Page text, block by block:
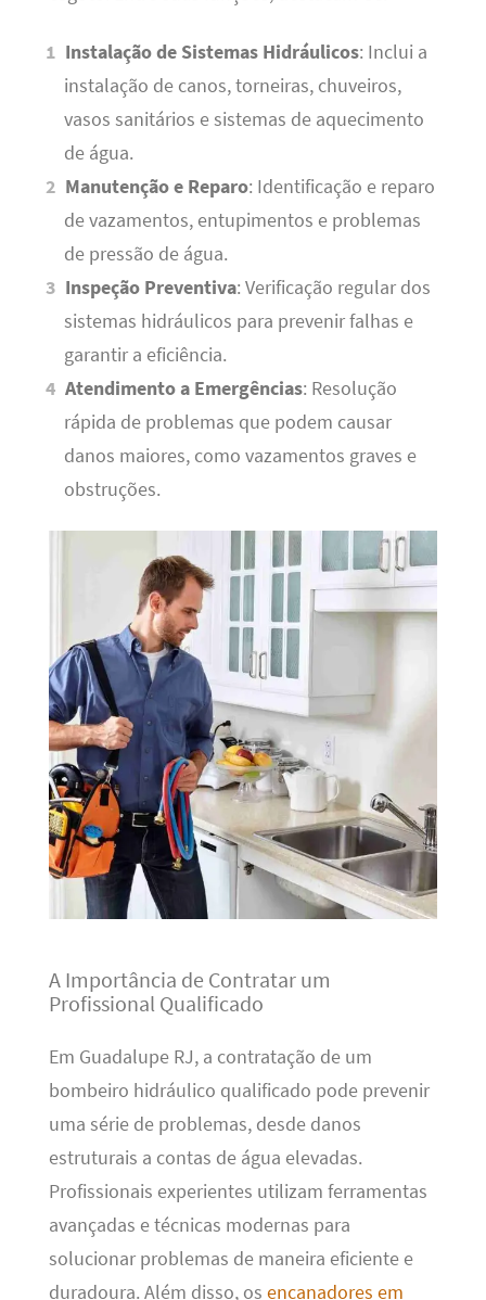
Instalação de Sistemas Hidráulicos: Inclui a
instalação de canos, torneiras, chuveiros,
vasos sanitários e sistemas de aquecimento
de água.
Manutenção e Reparo: Identificação e reparo
de vazamentos, entupimentos e problemas
de pressão de água.
Inspeção Preventiva: Verificação regular dos
sistemas hidráulicos para prevenir falhas e
garantir a eficiência.
Atendimento a Emergências: Resolução
rápida de problemas que podem causar
danos maiores, como vazamentos graves e
obstruções.
A Importância de Contratar um
Profissional Qualificado
Em Guadalupe RJ, a contratação de um
bombeiro hidráulico qualificado pode prevenir
uma série de problemas, desde danos
estruturais a contas de água elevadas.
Profissionais experientes utilizam ferramentas
avançadas e técnicas modernas para
solucionar problemas de maneira eficiente e
duradoura. Além disso, os encanadores em